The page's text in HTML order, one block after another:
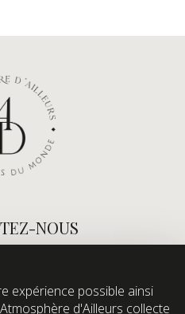
NOUS
60 12 68 26
Quincampoix
expérience possible ainsi
d'Ailleurs collecte